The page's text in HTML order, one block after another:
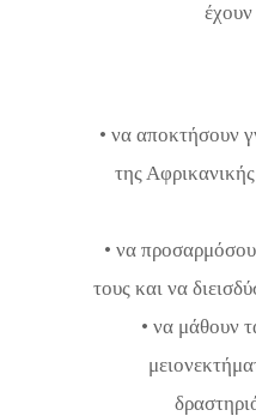
• να αποκτήσουν
της
• να
τους και να
• να μάθουν